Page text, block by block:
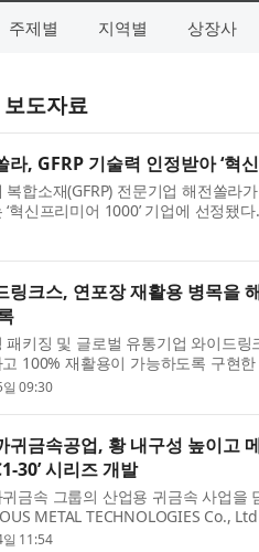
주제별 지역별 상장사
도자료
라, GFRP 기술력 인정받아 ‘혁
복합소재(GFRP) 전문기업 해전쏠라
‘혁신프리미어 1000’ 기업에 선정됐
중소·중견기업을 발굴해 금융 및 정
링크스, 연포장 재활용 병목을
패키징 및 글로벌 유통기업 와이드
100% 재활용이 가능하도록 구현
상기 필름을 포함하는 포장지’ 특허
09:30
귀금속공업, 황 내구성 높이고
30’ 시리즈 개발
금속 그룹의 산업용 귀금속 사업을
METAL TECHNOLOGIES Co.,
, 이하 TANAKA)이 황(S) 내구성이
11:54